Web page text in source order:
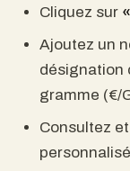
Cliquez sur
Ajoutez un
désignation
gramme (€/
Consultez